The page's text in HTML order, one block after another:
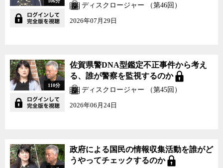
法の適用の在り方や税金の免除なども話し合われてきたと見られる
が、議事録が一切公開されていないため、その実態は謎に包まれて
「戦後史の正体」「アメリカに潰された政治家たち」などの著書の
ある孫崎享氏は、日米合同委員会についてこう解説する。
「多くの人が、日本を守ってもらうから米軍経費は出さなきゃい
けないと誤解しているが、発足当時からみると、在日米軍は日本の
番大きな目的だったと思う。」
ディスクロージャー （第46回）
2026年07月29日
110分
佐賀県警DNA型鑑定不正事件から考え
る、誰が警察を監視するのか
ディスクロージャー （第45回）
2026年06月24日
政府による国民の情報収集活動を誰がど
うやってチェックするのか